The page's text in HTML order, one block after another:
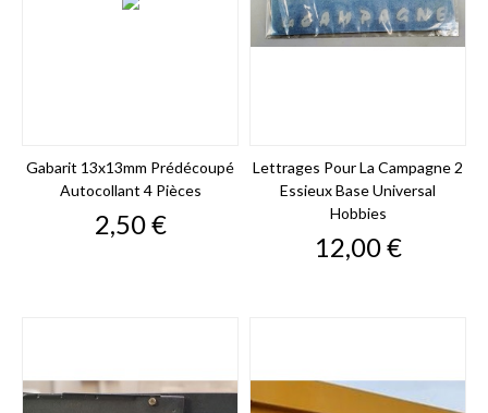
Gabarit 13x13mm Prédécoupé
Autocollant 4 Pièces
Prix
2,50 €
Lettrages Pour La Campagne 2
Essieux Base Universal
Hobbies
Prix
12,00 €